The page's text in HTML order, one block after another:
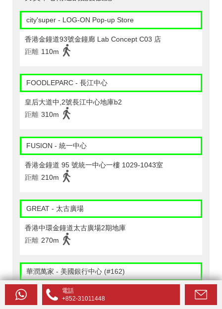
city'super - LOG-ON Pop-up Store
香港金鐘道93號金鐘廊 Lab Concept C03 店
距離 110m
FOODLEPARC - 長江中心
皇后大道中,2號長江中心地庫b2
距離 310m
FUSION - 統一中心
香港金鐘道 95 號統一中心一樓 1029-1043室
距離 210m
GREAT - 太古廣場
香港中環金鐘道太古廣場2期地庫
距離 270m
華潤萬家 - 美國銀行中心 (#162)
香港夏愨道12號美國銀行中心地下g-2
距離
180m
電話
+852-31011448